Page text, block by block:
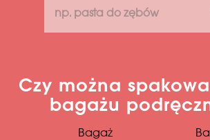
Czy można
bagażu
Bagaż